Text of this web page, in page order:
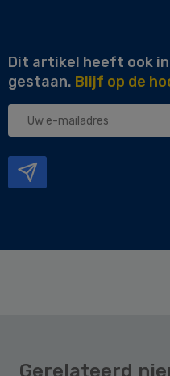
Dit artikel heeft ook
gestaan. Blijf op de
Uw
Gerelateerd